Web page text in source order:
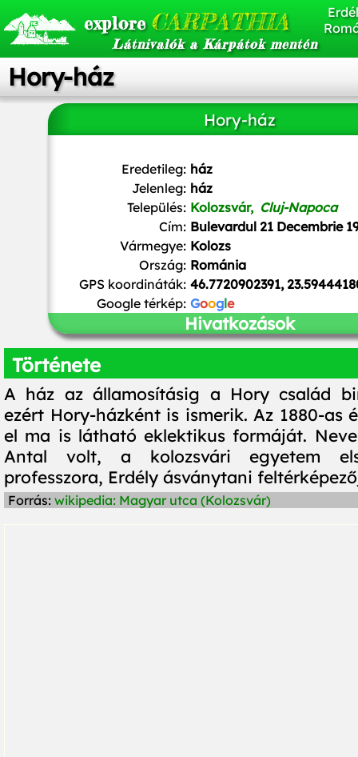
explore CARPATHIA
Látnivalók a Kárpátok mentén
Hory-ház
Hory-ház
Eredetileg: ház
Jelenleg: ház
Település: Kolozsvár, Cluj-Napoca
Cím: Bulevardul 21 Decembrie
Vármegye: Kolozs
Ország: Románia
GPS koordináták: 46.7720902391,
Google térkép: Google
Hivatkozások
Története
A ház az államosításig a Hory család
ezért Hory-házként is ismerik. Az 1880-as
el ma is látható eklektikus formáját.
Antal volt, a kolozsvári egyetem
professzora, Erdély ásványtani
Forrás: wikipedia: Magyar utca (Kolozsvár)